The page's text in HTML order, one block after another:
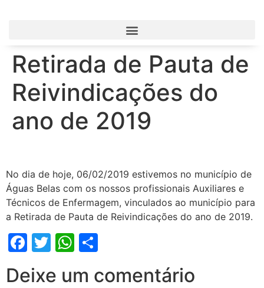
Retirada de Pauta de
Reivindicações do
ano de 2019
No dia de hoje, 06/02/2019 estivemos no município de
Águas Belas com os nossos profissionais Auxiliares e
Técnicos de Enfermagem, vinculados ao município para
a Retirada de Pauta de Reivindicações do ano de 2019.
Facebook
TwitterWhatsApp
Deixe um comentário